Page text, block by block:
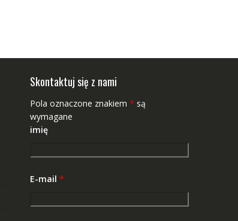
Skontaktuj się z nami
Pola oznaczone znakiem * są
wymagane
imię
E-mail *